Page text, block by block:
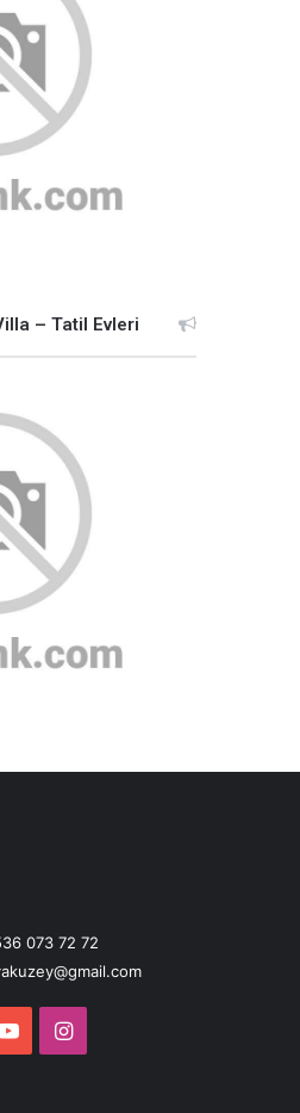
– Tatil Evleri
073 72 72
YouTubeInstagram